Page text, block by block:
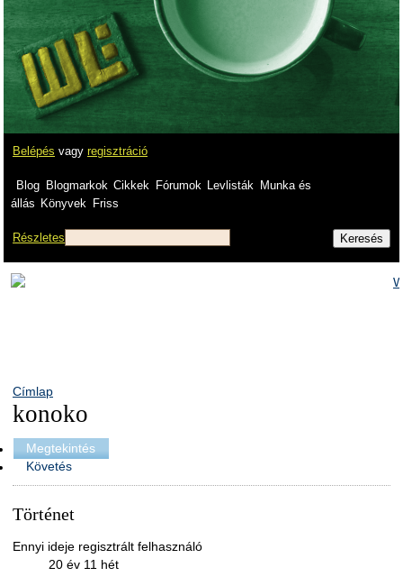
Belépés vagy regisztráció
Blog Blogmarkok Cikkek Fórumok Levlisták
Munka és
állás Könyvek Friss
Részletes
Címlap
konoko
Megtekintés
Követés
Történet
Ennyi ideje regisztrált felhasználó
20 év 11 hét